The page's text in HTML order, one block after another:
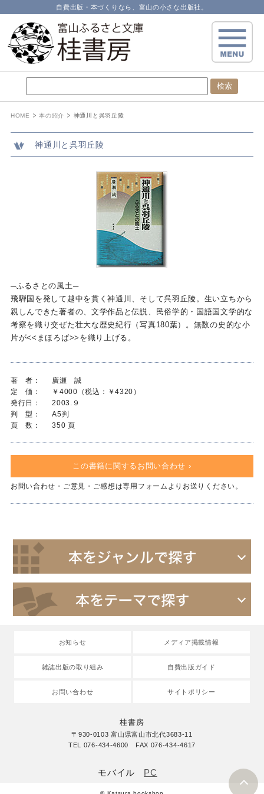
自費出版・本づくりなら、富山の小さな出版社。
HOME 本の紹介 神通川と呉羽丘陵
神通川と呉羽丘陵
─ふるさとの風土─
飛騨国を発して越中を貫く神通川、そして呉羽丘陵。生い立ちから
親しんできた著者の、文学作品と伝説、民俗学的・国語国文学的な
考察を織り交ぜた壮大な歴史紀行（写真180葉）。無数の史的な小
片が<<まほろば>>を織り上げる。
著 者：
廣瀬 誠
定 価：
￥4000（税込：￥4320）
発行日：
2003.９
判 型：
A5判
頁 数：
350 頁
この書籍に関するお問い合わせ ›
お問い合わせ・ご意見・ご感想は専用フォームよりお送りください。
お知らせ メディア掲載情報
雑誌出版の取り組み 自費出版ガイド
お問い合わせ サイトポリシー
桂書房
〒930-0103 富山県富山市北代3683-11
TEL 076-434-4600 FAX 076-434-4617
モバイル PC